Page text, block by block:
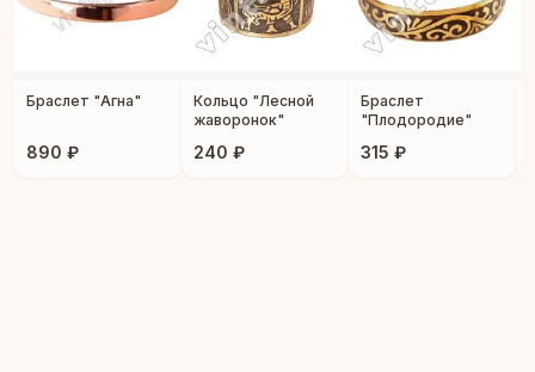
Браслет "Агна"
890 ₽
Кольцо "Лесной
жаворонок"
240 ₽
Браслет
"Плодородие"
315 ₽